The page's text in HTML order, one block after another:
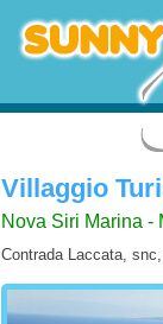
Villaggio
Nova Siri Marina -
Contrada Laccata,